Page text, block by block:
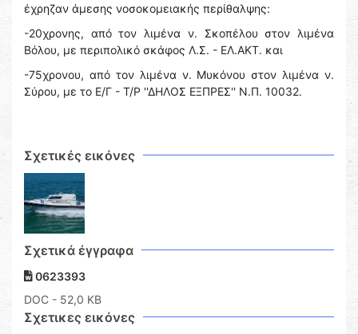
έχρηζαν άμεσης νοσοκομειακής περίθαλψης:
-20χρονης, από τον λιμένα ν. Σκοπέλου στον λιμένα
Βόλου, με περιπολικό σκάφος Λ.Σ. - ΕΛ.ΑΚΤ. και
-75χρονου, από τον λιμένα ν. Μυκόνου στον λιμένα ν.
Σύρου, με το Ε/Γ - Τ/Ρ ''ΔΗΛΟΣ ΕΞΠΡΕΣ'' Ν.Π. 10032.
Σχετικές εικόνες
Σχετικά έγγραφα
0623393
DOC - 52,0 KB
Σχετικες εικόνες